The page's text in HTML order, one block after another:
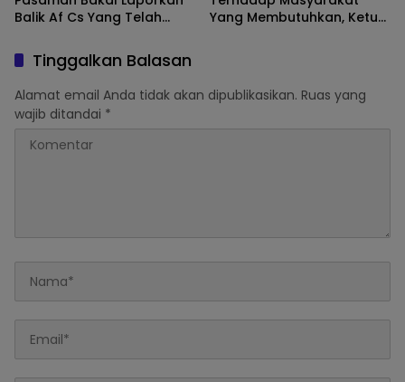
Balik Af Cs Yang Telah
Melaporkannya
Yang Membutuhkan, Ketua
Tinggalkan Balasan
Alamat email Anda tidak akan dipublikasikan. Ruas yang
wajib ditandai *